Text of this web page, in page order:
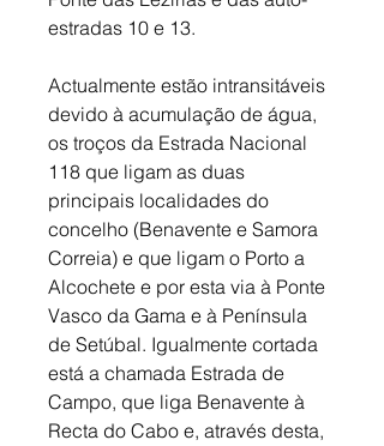
estradas 10 e 13.
Actualmente estão intransitáveis
devido à acumulação de água,
os troços da Estrada Nacional
118 que ligam as duas
principais localidades do
concelho (Benavente e Samora
Correia) e que ligam o Porto a
Alcochete e por esta via à Ponte
Vasco da Gama e à Península
de Setúbal. Igualmente cortada
está a chamada Estrada de
Campo, que liga Benavente à
Recta do Cabo e, através desta,